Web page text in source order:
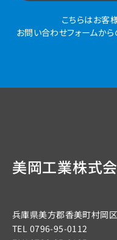
こちらはお客
お問い合わせフォームから
美岡工業株式
兵庫県美方郡香美町村岡
TEL 0796-95-0112